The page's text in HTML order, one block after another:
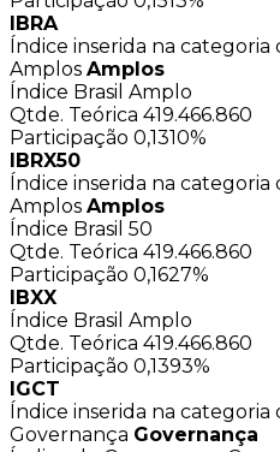
IBRA
Índice inserida na categoria
Amplos Amplos
Índice Brasil Amplo
Qtde. Teórica 419.466.860
Participação 0,1310%
IBRX50
Índice inserida na categoria
Amplos Amplos
Índice Brasil 50
Qtde. Teórica 419.466.860
Participação 0,1627%
IBXX
Índice Brasil Amplo
Qtde. Teórica 419.466.860
Participação 0,1393%
IGCT
Índice inserida na categoria
Governança Governança